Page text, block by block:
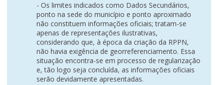
- Os limites indicados como Dados Secundários,
ponto na sede do município e ponto aproximado
não constituem informações oficiais; tratam-se
apenas de representações ilustrativas,
considerando que, à época da criação da RPPN,
não havia exigência de georreferenciamento. Essa
situação encontra-se em processo de regularização
e, tão logo seja concluída, as informações oficiais
serão devidamente apresentadas.